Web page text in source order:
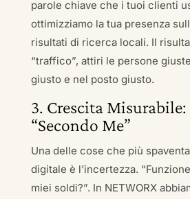
parole chiave che i tuoi clienti
ottimizziamo la tua presenza
risultati di ricerca locali. Il
“traffico”, attiri le persone
giusto e nel posto giusto.
3. Crescita
“Secondo Me”
Una delle cose che più
digitale è l’incertezza.
miei soldi?”. In NETWORX